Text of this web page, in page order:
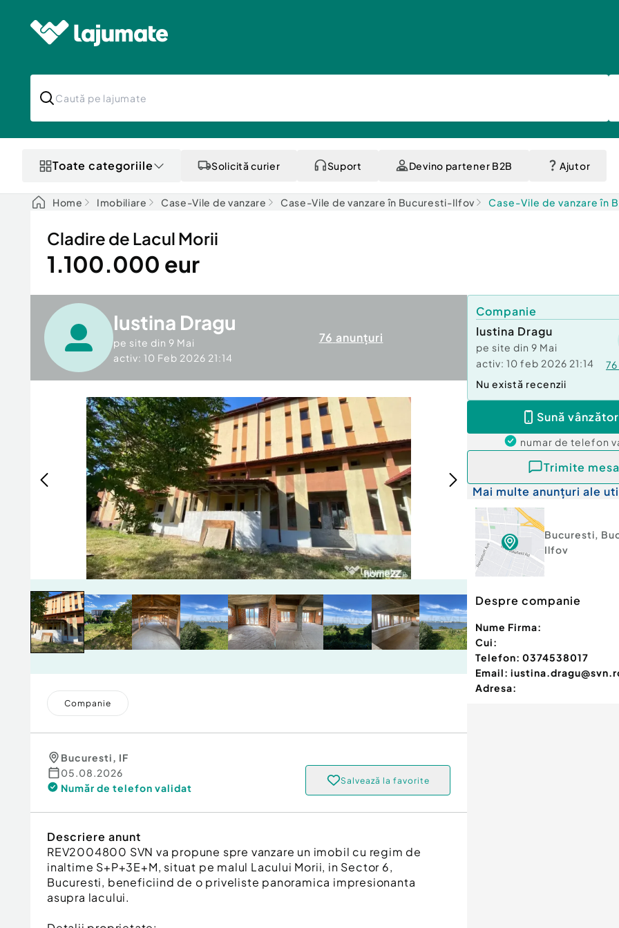
Toate categoriile Solicită curier Suport Devino partener B2B Ajutor
Home Imobiliare Case-Vile de vanzare Case-Vile de vanzare în Bucuresti-Ilfov Case-Vile de vanzare în
Cladire de Lacul Morii
1.100.000 eur
Iustina Dragu
pe site din 9 Mai
activ: 10 Feb 2026 21:14
76 anunțuri
Companie
Bucuresti, IF
05.08.2026
Număr de telefon validat
Salvează la favorite
Descriere anunt
REV2004800 SVN va propune spre vanzare un imobil cu regim de
inaltime S+P+3E+M, situat pe malul Lacului Morii, in Sector 6,
Bucuresti, beneficiind de o priveliste panoramica impresionanta
asupra lacului.
Companie
Iustina Dragu
pe site din 9 Mai
activ: 10 feb 2026 21:14
76
Nu există recenzii
Sună
numar de telefon
Trimite
Mai multe anunțuri ale
Bucuresti,
Ilfov
Despre companie
Nume Firma:
Cui:
Telefon: 0374538017
Email:
Adresa: